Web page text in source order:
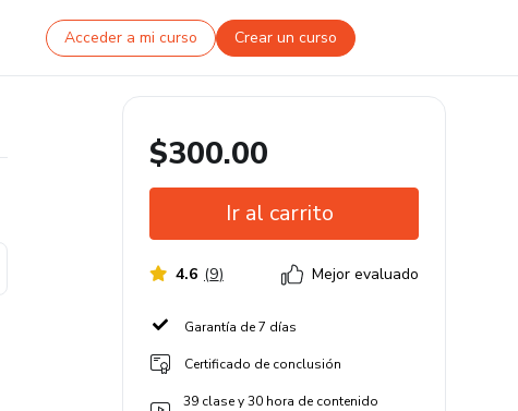
Acceder a mi curso Crear un curso
$300.00
Ir al carrito
4.6 (9) Mejor evaluado
Garantía de 7 días
Certificado de conclusión
39 clase y 30 hora de contenido